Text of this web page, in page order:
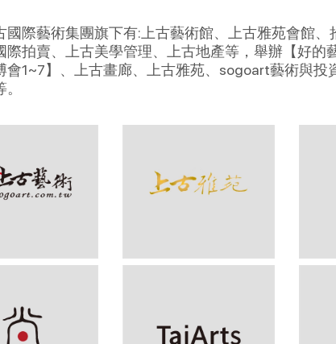
國際藝術集團旗下有:上古藝術館、上古雅苑會館
際拍賣、上古美學管理、上古地產等，舉辦【好的
會1~7】、上古畫廊、上古雅苑、sogoart藝術與